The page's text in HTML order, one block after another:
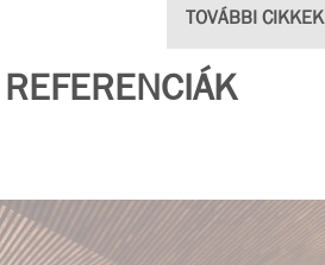
TOVÁBBI CIKKEK
REFERENCIÁK